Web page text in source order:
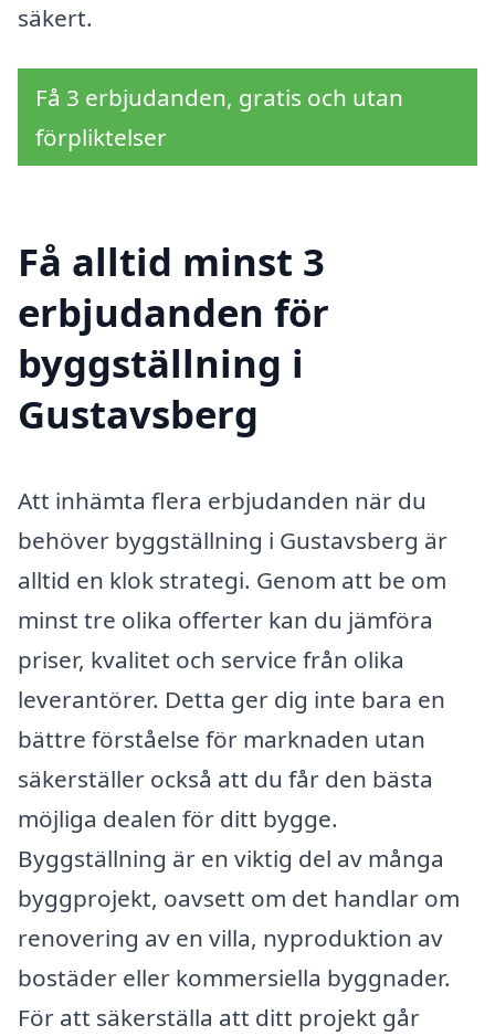
säkert.
Få 3 erbjudanden, gratis och utan
förpliktelser
Få alltid minst 3
erbjudanden för
byggställning i
Gustavsberg
Att inhämta flera erbjudanden när du
behöver byggställning i Gustavsberg är
alltid en klok strategi. Genom att be om
minst tre olika offerter kan du jämföra
priser, kvalitet och service från olika
leverantörer. Detta ger dig inte bara en
bättre förståelse för marknaden utan
säkerställer också att du får den bästa
möjliga dealen för ditt bygge.
Byggställning är en viktig del av många
byggprojekt, oavsett om det handlar om
renovering av en villa, nyproduktion av
bostäder eller kommersiella byggnader.
För att säkerställa att ditt projekt går